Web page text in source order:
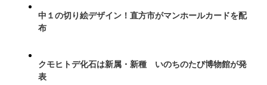
中１の切り絵デザイン！直方市がマンホールカードを配
布
クモヒトデ化石は新属・新種 いのちのたび博物館が発
表